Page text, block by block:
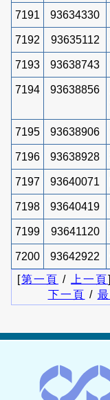
7191 93634330
7192 93635112
7193 93638743
7194 93638856
7195 93638906
7196 93638928
7197 93640071
7198 93640419
7199 93641120
7200 93642922
[第一頁 / 上一頁]
下一頁 /